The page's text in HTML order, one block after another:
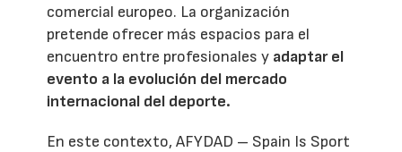
comercial europeo. La organización
pretende ofrecer más espacios para el
encuentro entre profesionales y adaptar el
evento a la evolución del mercado
internacional del deporte.
En este contexto, AFYDAD – Spain Is Sport